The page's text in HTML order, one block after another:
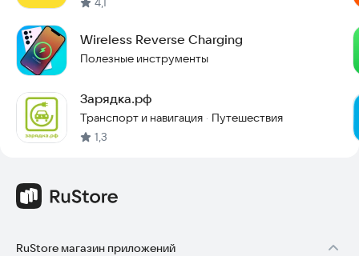
Wireless Reverse Charging
Полезные инструменты
Зарядка.рф
Транспорт и навигация · Путешествия
1,3
RuStore магазин приложений